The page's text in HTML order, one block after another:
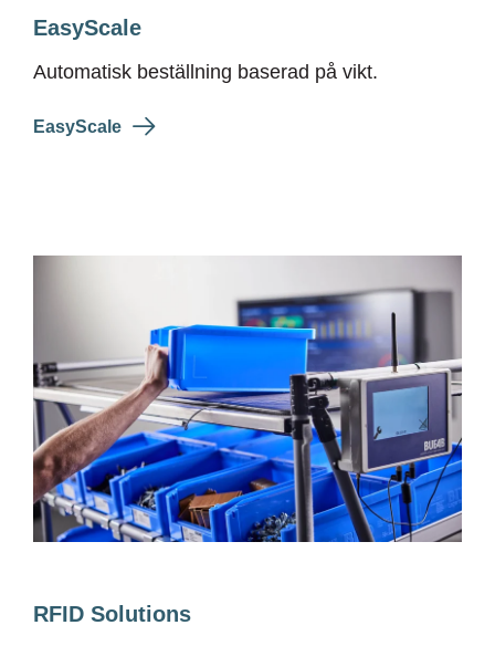
EasyScale
Automatisk beställning baserad på vikt.
EasyScale
RFID Solutions